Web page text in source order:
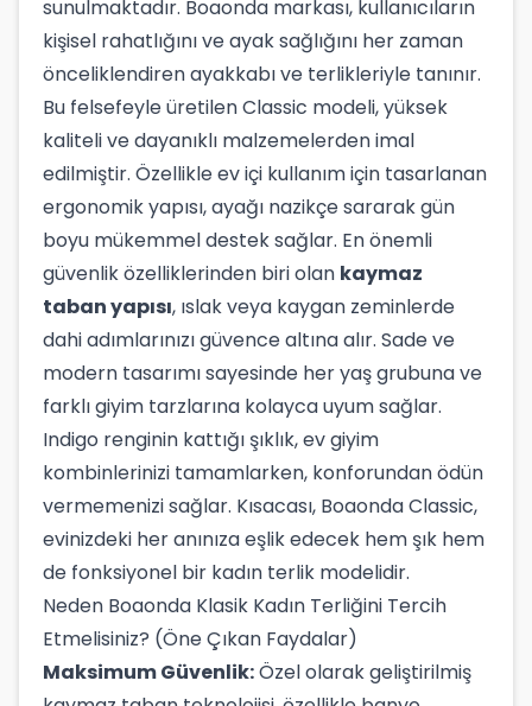
sunulmaktadır. Boaonda markası, kullanıcıların
kişisel rahatlığını ve ayak sağlığını her zaman
önceliklendiren ayakkabı ve terlikleriyle tanınır.
Bu felsefeyle üretilen Classic modeli, yüksek
kaliteli ve dayanıklı malzemelerden imal
edilmiştir. Özellikle ev içi kullanım için tasarlanan
ergonomik yapısı, ayağı nazikçe sararak gün
boyu mükemmel destek sağlar. En önemli
güvenlik özelliklerinden biri olan kaymaz
taban yapısı, ıslak veya kaygan zeminlerde
dahi adımlarınızı güvence altına alır. Sade ve
modern tasarımı sayesinde her yaş grubuna ve
farklı giyim tarzlarına kolayca uyum sağlar.
Indigo renginin kattığı şıklık, ev giyim
kombinlerinizi tamamlarken, konforundan ödün
vermemenizi sağlar. Kısacası, Boaonda Classic,
evinizdeki her anınıza eşlik edecek hem şık hem
de fonksiyonel bir kadın terlik modelidir.
Neden Boaonda Klasik Kadın Terliğini Tercih
Etmelisiniz? (Öne Çıkan Faydalar)
Maksimum Güvenlik:Özel olarak geliştirilmiş